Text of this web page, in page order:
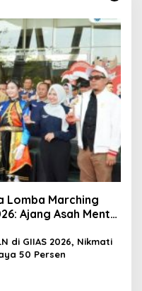
Lomba Marching
Ajang Asah Mental
di GIIAS 2026, Nikmati
50 Persen